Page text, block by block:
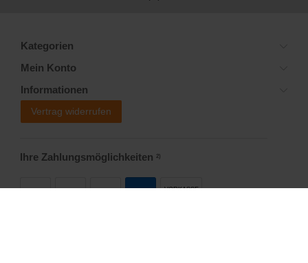
Kategorien
Mein Konto
Informationen
Vertrag widerrufen
Ihre Zahlungsmöglichkeiten 2)
VORKASSE